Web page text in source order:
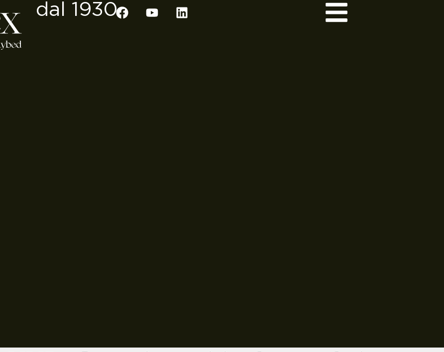
dal 1930